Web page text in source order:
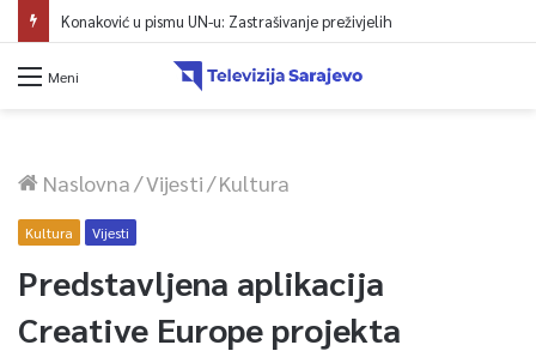
Konaković u pismu UN-u: Zastrašivanje preživjelih
Meni
Naslovna/Vijesti/Kultura
Kultura Vijesti
Predstavljena aplikacija
Creative Europe projekta